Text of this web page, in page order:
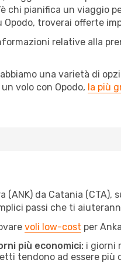
chi pianifica un viaggio
troverai offerte
relative alla
una varietà di
volo con Opodo, la più
(ANK) da Catania
passi che ti
voli low-cost per
più economici: i giorni
tendono ad essere